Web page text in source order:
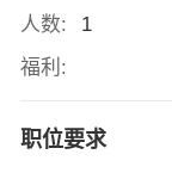
人数:
1
福利:
职位要求